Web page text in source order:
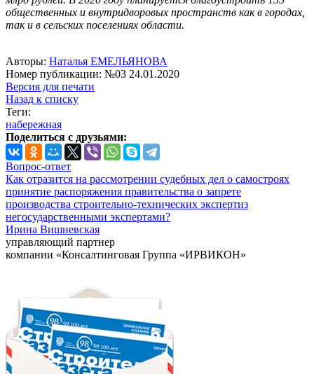
общественных и внутридворовых пространств как в городах,
так и в сельских поселениях области.
Авторы: Наталья ЕМЕЛЬЯНОВА
Номер публикации: №03 24.01.2020
Версия для печати
Назад к списку
Теги:
набережная
Поделиться с друзьями:
Вопрос-ответ
Как отразится на рассмотрении судебных дел о самостроях
принятие распоряжения правительства о запрете
производства строительно-технических экспертиз
негосударственными экспертами?
Ирина Вишневская
управляющий партнер
компании «Консалтинговая Группа «ИРВИКОН»